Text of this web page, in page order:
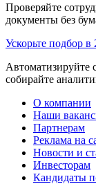
Проверяйте
документы без
Ускорьте подбор в
Автоматизируйте
собирайте
О компании
Наши
Партнерам
Реклама на
Новости и
Инвесторам
Кандидаты